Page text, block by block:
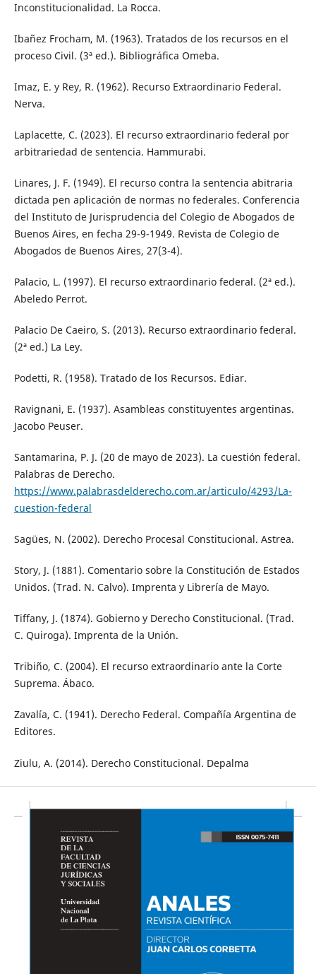
Inconstitucionalidad. La Rocca.
Ibañez Frocham, M. (1963). Tratados de los recursos en el
proceso Civil. (3ª ed.). Bibliográfica Omeba.
Imaz, E. y Rey, R. (1962). Recurso Extraordinario Federal.
Nerva.
Laplacette, C. (2023). El recurso extraordinario federal por
arbitrariedad de sentencia. Hammurabi.
Linares, J. F. (1949). El recurso contra la sentencia abitraria
dictada pen aplicación de normas no federales. Conferencia
del Instituto de Jurisprudencia del Colegio de Abogados de
Buenos Aires, en fecha 29-9-1949. Revista de Colegio de
Abogados de Buenos Aires, 27(3-4).
Palacio, L. (1997). El recurso extraordinario federal. (2ª ed.).
Abeledo Perrot.
Palacio De Caeiro, S. (2013). Recurso extraordinario federal.
(2ª ed.) La Ley.
Podetti, R. (1958). Tratado de los Recursos. Ediar.
Ravignani, E. (1937). Asambleas constituyentes argentinas.
Jacobo Peuser.
Santamarina, P. J. (20 de mayo de 2023). La cuestión federal.
Palabras de Derecho.
https://www.palabrasdelderecho.com.ar/articulo/4293/La-
cuestion-federal
Sagües, N. (2002). Derecho Procesal Constitucional. Astrea.
Story, J. (1881). Comentario sobre la Constitución de Estados
Unidos. (Trad. N. Calvo). Imprenta y Librería de Mayo.
Tiffany, J. (1874). Gobierno y Derecho Constitucional. (Trad.
C. Quiroga). Imprenta de la Unión.
Tribiño, C. (2004). El recurso extraordinario ante la Corte
Suprema. Ábaco.
Zavalía, C. (1941). Derecho Federal. Compañía Argentina de
Editores.
Ziulu, A. (2014). Derecho Constitucional. Depalma